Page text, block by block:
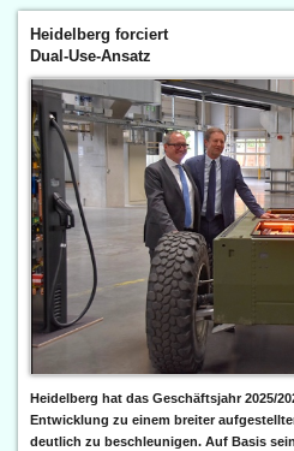
Heidelberg forciert
Dual-Use-Ansatz
Heidelberg hat das Geschäftsjahr 2025/
Entwicklung zu einem breiter
deutlich zu beschleunigen. Auf Basis